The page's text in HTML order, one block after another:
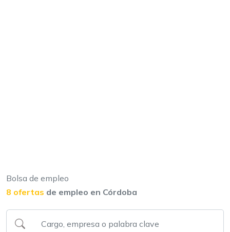
Bolsa de empleo
8 ofertas de empleo en Córdoba